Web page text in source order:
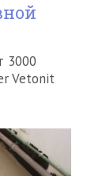
3000
Vetonit